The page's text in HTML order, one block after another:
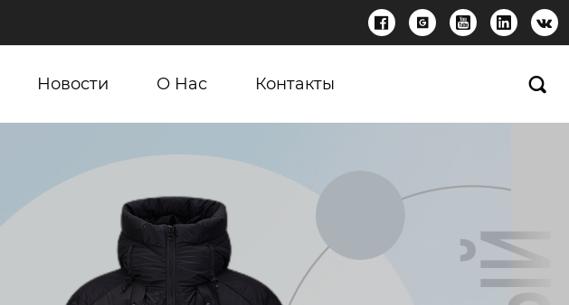
    
Новости О Нас Контакты 